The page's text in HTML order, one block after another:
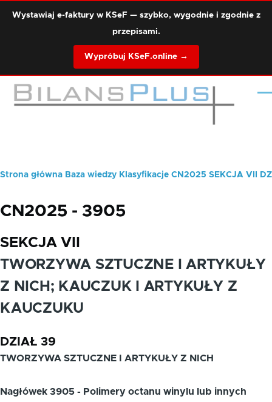
Wystawiaj e-faktury w KSeF — szybko, wygodnie i zgodnie z
przepisami.
Wypróbuj KSeF.online →
Ścieżka
Strona główna Baza wiedzy Klasyfikacje CN2025 SEKCJA VII
CN2025 - 3905
SEKCJA VII
TWORZYWA SZTUCZNE I ARTYKUŁY
Z NICH; KAUCZUK I ARTYKUŁY Z
KAUCZUKU
DZIAŁ 39
TWORZYWA SZTUCZNE I ARTYKUŁY Z NICH
Nagłówek 3905 - Polimery octanu winylu lub innych